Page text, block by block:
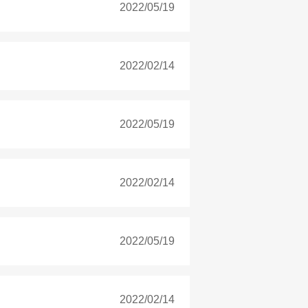
2022/05/19
2022/02/14
2022/05/19
2022/02/14
2022/05/19
2022/02/14